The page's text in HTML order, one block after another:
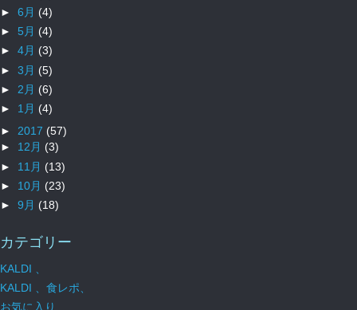
► 6月 (4)
► 5月 (4)
► 4月 (3)
► 3月 (5)
► 2月 (6)
► 1月 (4)
► 2017 (57)
► 12月 (3)
► 11月 (13)
► 10月 (23)
► 9月 (18)
カテゴリー
KALDI 、
KALDI 、食レポ、
お気に入り、